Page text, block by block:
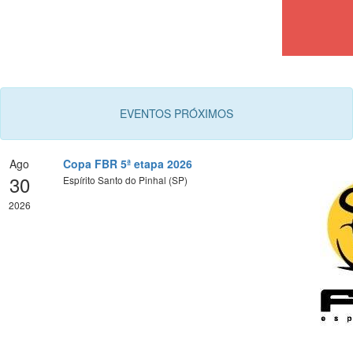
EVENTOS PRÓXIMOS
Ago
30
2026
Copa FBR 5ª etapa 2026
Espírito Santo do Pinhal (SP)